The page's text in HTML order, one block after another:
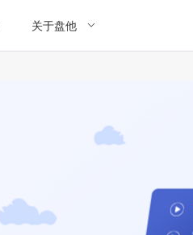
关于盘他